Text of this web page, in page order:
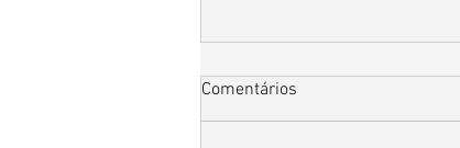
Comentários